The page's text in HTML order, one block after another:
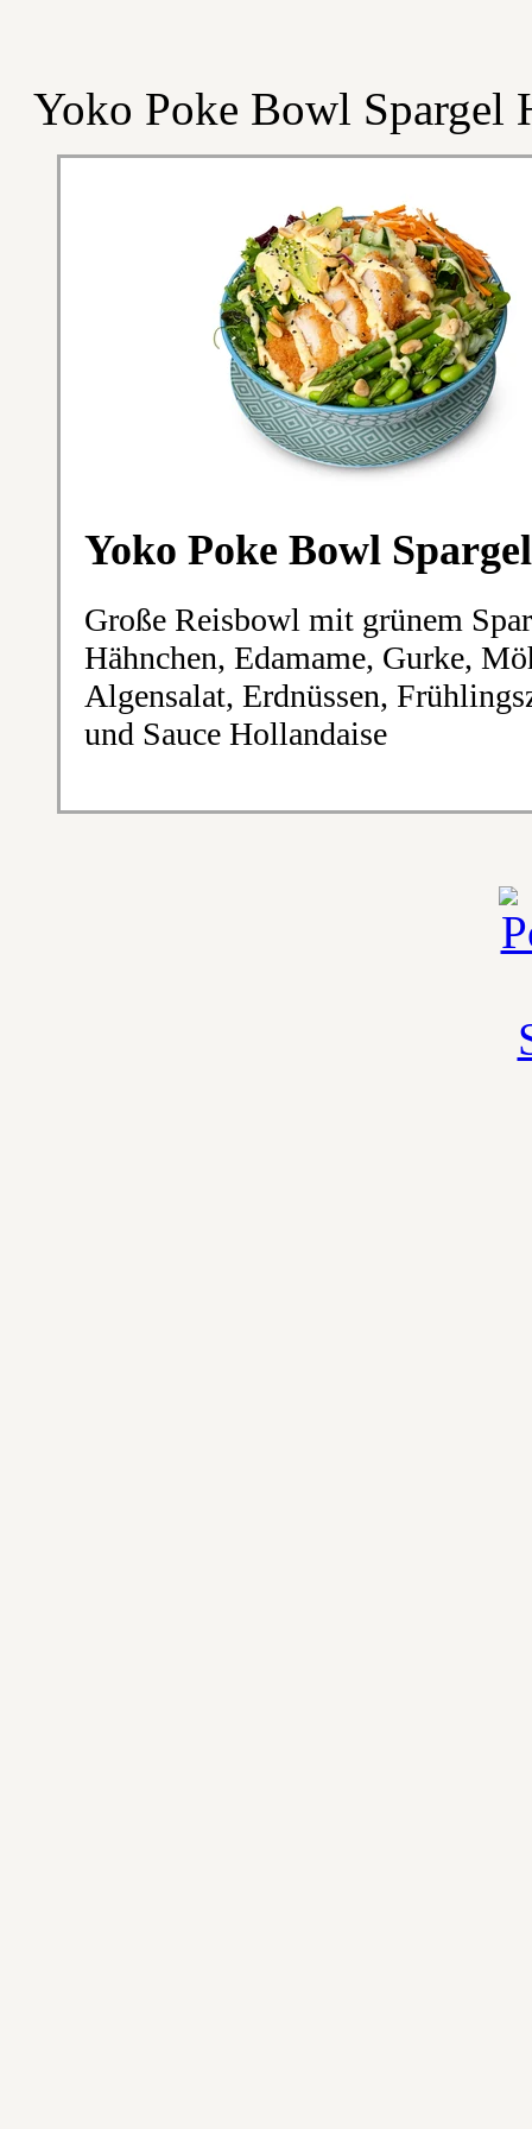
Yoko Poke Bowl Spargel
Yoko Poke Bowl
Große Reisbowl mit grünem
Hähnchen, Edamame, Gurke,
Algensalat, Erdnüssen,
und Sauce Hollandaise